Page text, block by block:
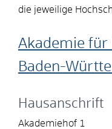
die jeweilige
Akademie für
Baden-
Hausanschrift
Akademiehof 1